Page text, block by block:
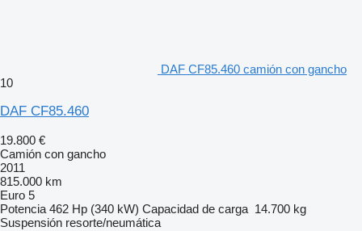
DAF CF85.460 camión con gancho
10
DAF CF85.460
19.800 €
Camión con gancho
2011
815.000 km
Euro 5
Potencia 462 Hp (340 kW) Capacidad de carga 14.700 kg
Suspensión resorte/neumática